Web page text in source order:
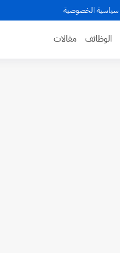
سياسية الخصوصية
الوظائف مقالات